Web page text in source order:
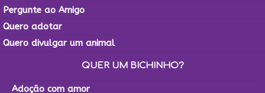
Pergunte ao Amigo
Quero adotar
Quero divulgar um animal
QUER UM BICHINHO?
Adoção com amor